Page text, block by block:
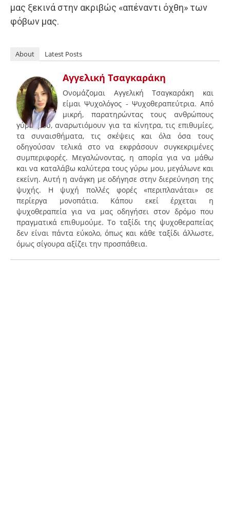
μας ξεκινά στην ακριβώς «απέναντι όχθη» των
φόβων μας.
About Latest Posts
Αγγελική Τσαγκαράκη
Ονομάζομαι Αγγελική Τσαγκαράκη και
είμαι Ψυχολόγος - Ψυχοθεραπεύτρια. Από
μικρή, παρατηρώντας τους ανθρώπους
γύρω μου, αναρωτιόμουν για τα κίνητρα, τις επιθυμίες,
τα συναισθήματα, τις σκέψεις και όλα όσα τους
οδηγούσαν τελικά στο να εκφράσουν συγκεκριμένες
συμπεριφορές. Μεγαλώνοντας, η απορία για να μάθω
και να καταλάβω καλύτερα τους γύρω μου, μεγάλωνε και
εκείνη. Αυτή η ανάγκη με οδήγησε στην διερεύνηση της
ψυχής. Η ψυχή πολλές φορές «περιπλανάται» σε
περίεργα μονοπάτια. Κάπου εκεί έρχεται η
ψυχοθεραπεία για να μας οδηγήσει στον δρόμο που
πραγματικά επιθυμούμε. Το ταξίδι της ψυχοθεραπείας
δεν είναι πάντα εύκολο, όπως και κάθε ταξίδι άλλωστε,
όμως σίγουρα αξίζει την προσπάθεια.